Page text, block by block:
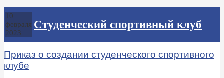
10
февраля
2023
Студенческий спортивный клуб
Приказ о создании студенческого спортивного
клубе